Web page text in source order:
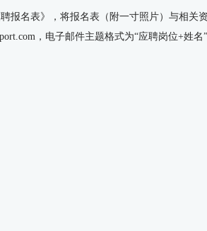
报名表》，将报名表（附一寸照片）与相关
，电子邮件主题格式为“应聘岗位+姓名”